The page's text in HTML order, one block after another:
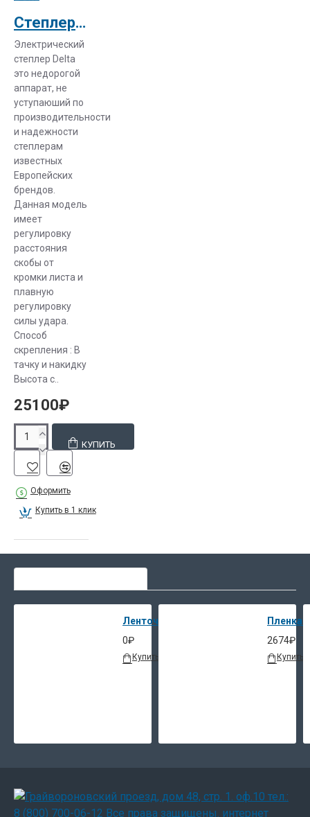
Степлер электрический Delta HD 66 (голова Rapid 106 Швеция)
Электрический
степлер Delta
это недорогой
аппарат, не
уступаюший по
производительности
и надежности
степлерам
известных
Европейских
брендов.
Данная модель
имеет
регулировку
расстояния
скобы от
кромки листа и
плавную
регулировку
силы удара.
Способ
скрепления : В
тачку и накидку
Высота с..
25100₽
КУПИТЬ
Оформить
Купить в 1 клик
Ленточный упаковщик банкнот
0₽
Купить В сравнение
Пленка
2674₽
Купить